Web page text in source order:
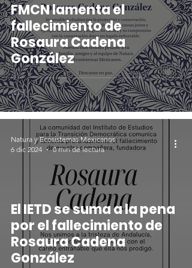
FMCN lamenta el
fallecimiento de
Rosaura Cadena
González
El IETD se suma a la pena
por el fallecimiento de
Rosaura Cadena
González
Natura y Ecosistemas Mexicanos
6 dic 2024
0 min de lectura